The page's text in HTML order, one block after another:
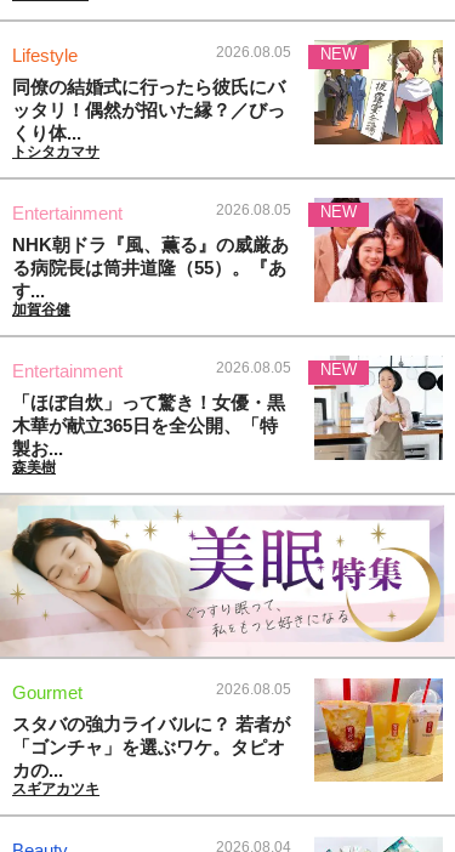
Lifestyle 2026.08.05
同僚の結婚式に行ったら彼氏にバ
ッタリ！偶然が招いた縁？／びっ
くり体...
トシタカマサ
NEW
Entertainment 2026.08.05
NHK朝ドラ『風、薫る』の威厳あ
る病院長は筒井道隆（55）。『あ
す...
加賀谷健
NEW
Entertainment 2026.08.05
「ほぼ自炊」って驚き！女優・黒
木華が献立365日を全公開、「特
製お...
森美樹
NEW
Gourmet 2026.08.05
スタバの強力ライバルに？ 若者が
「ゴンチャ」を選ぶワケ。タピオ
カの...
スギアカツキ
2026.08.04